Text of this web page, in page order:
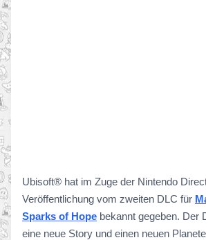
Ubisoft® hat im Zuge der Nintendo
Veröffentlichung vom zweiten DLC für
Sparks of Hope bekannt gegeben. Der
eine neue Story und einen neuen